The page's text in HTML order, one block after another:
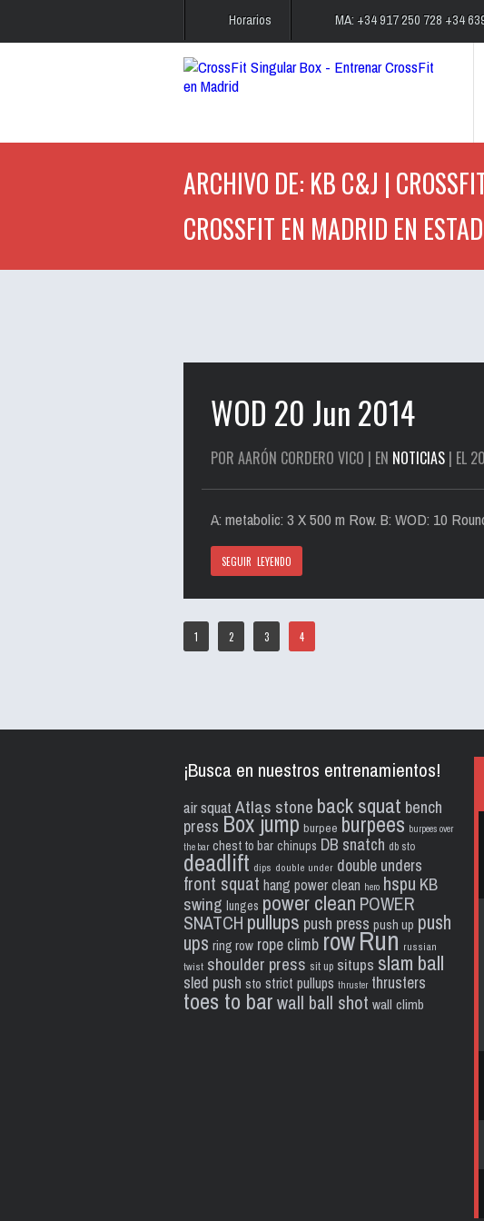
Horarios MA: +34 917 250 728 +34
ARCHIVO DE: KB C&J |
CROSSFIT EN MADRID EN
WOD 20 Jun 2014
POR AARÓN CORDERO VICO | EN NOTICIAS | EL
A: metabolic: 3 X 500 m Row. B: WOD: 10
SEGUIR LEYENDO
1 2 3 4
¡Busca en nuestros entrenamientos!
air squat Atlas stone back squat bench
press Box jump burpee burpees burpees over
the bar chest to bar chinups DB snatch db sto
deadlift dips double under double unders
front squat hang power clean hero hspu KB
swing lunges power clean POWER
SNATCH pullups push press push up push
ups ring row rope climb rowRun russian
twist shoulder press sit up situps slam ball
sled push sto strict pullups thruster thrusters
toes to barwall ball shot wall climb